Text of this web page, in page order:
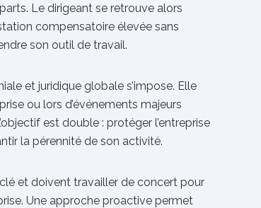
Le dirigeant se retrouve alors
compensatoire élevée sans
son outil de travail.
et juridique globale s’impose. Elle
ou lors d’événements majeurs
est double : protéger l’entreprise
la pérennité de son activité.
et doivent travailler de concert pour
Une approche proactive permet